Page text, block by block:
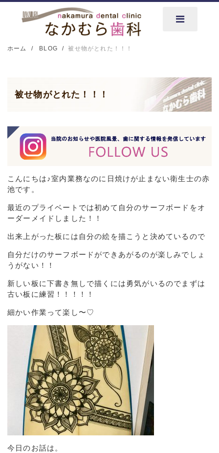
ホーム BLOG 被せ物がとれた！！！
被せ物がとれた！！！
こんにちは♪室内業務なのに日焼けが止まない衛生士の赤
池です。
最近のプライベートでは初めて自分のサーフボードをオ
ーダーメイドしました！！
出来上がった板には自分の絵を描こうと決めているので
自分だけのサーフボードができあがるのが楽しみでしょ
うがない！！
新しい板に下書き無しで描くには勇気がいるのでまずは
古い板に練習！！！！！
細かい作業って楽し〜♡
今日のお話は。